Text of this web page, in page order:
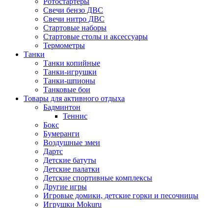
Свечи бензо ДВС
Свечи нитро ДВС
Стартовые наборы
Стартовые столы и аксессуары
Термометры
Танки
Танки копийные
Танки-игрушки
Танки-шпионы
Танковые бои
Товары для активного отдыха
Бадминтон
Теннис
Бокс
Бумеранги
Воздушные змеи
Дартс
Детские батуты
Детские палатки
Детские спортивные комплексы
Другие игры
Игровые домики, детские горки и песочницы
Игрушки Mokuru